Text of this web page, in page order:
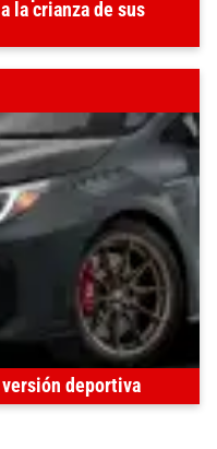
la crianza de sus
versión deportiva